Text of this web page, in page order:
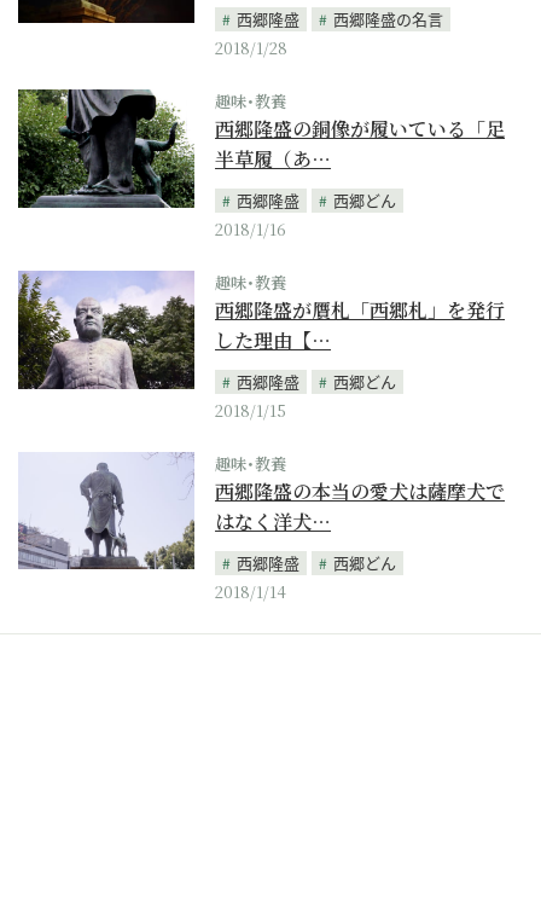
西郷隆盛
西郷隆盛の名言
2018/1/28
趣味･教養
西郷隆盛の銅像が履いている「足
半草履（あ…
西郷隆盛
西郷どん
2018/1/16
趣味･教養
西郷隆盛が贋札「西郷札」を発行
した理由【…
西郷隆盛
西郷どん
2018/1/15
趣味･教養
西郷隆盛の本当の愛犬は薩摩犬で
はなく洋犬…
西郷隆盛
西郷どん
2018/1/14